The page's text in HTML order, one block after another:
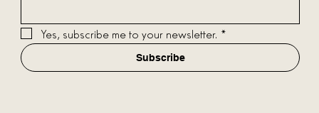
Yes, subscribe me to your newsletter. *
Subscribe